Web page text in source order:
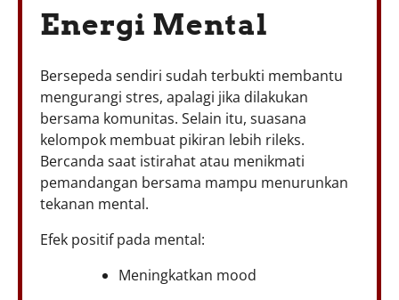
Energi Mental
Bersepeda sendiri sudah terbukti membantu
mengurangi stres, apalagi jika dilakukan
bersama komunitas. Selain itu, suasana
kelompok membuat pikiran lebih rileks.
Bercanda saat istirahat atau menikmati
pemandangan bersama mampu menurunkan
tekanan mental.
Efek positif pada mental:
Meningkatkan mood